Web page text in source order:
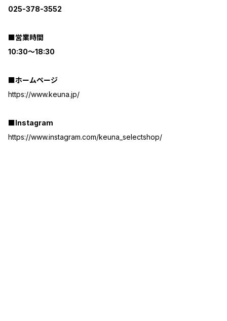
025-378-3552
■営業時間
10:30～18:30
■ホームページ
https://www.keuna.jp/
■Instagram
https://www.instagram.com/keuna_selectshop/